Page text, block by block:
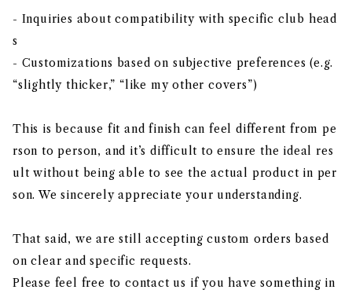
- Inquiries about compatibility with specific club head
s
- Customizations based on subjective preferences (e.g.
“slightly thicker,” “like my other covers”)
This is because fit and finish can feel different from pe
rson to person, and it’s difficult to ensure the ideal res
ult without being able to see the actual product in per
son. We sincerely appreciate your understanding.
That said, we are still accepting custom orders based
on clear and specific requests.
Please feel free to contact us if you have something in